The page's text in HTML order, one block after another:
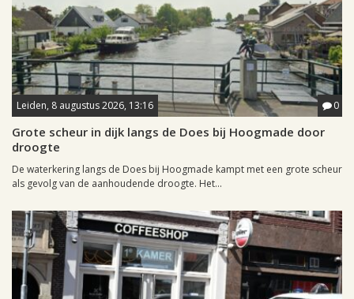
Leiden, 8 augustus 2026, 13:16 0
Grote scheur in dijk langs de Does bij Hoogmade door
droogte
De waterkering langs de Does bij Hoogmade kampt met een grote scheur
als gevolg van de aanhoudende droogte. Het...